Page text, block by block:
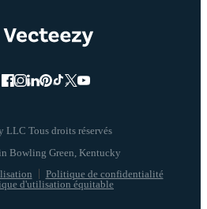
LLC Tous droits réservés
Politique de confidentialité
d'utilisation équitable